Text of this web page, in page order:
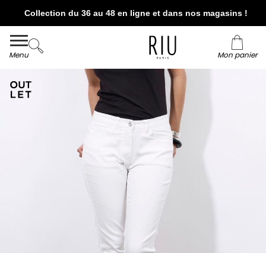
Collection du 36 au 48 en ligne et dans nos magasins !
Livraison et retour offerts* en boutiques RIU
Menu Mon panier